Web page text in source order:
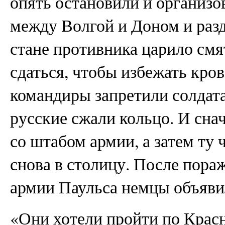
между Волгой и Доном и
стане противника царило
сдаться, чтобы избежать
командиры запретили
русские сжали кольцо. И
со штабом армии, а затем ту
снова в столицу. После
армии Паульса немцы
«Они хотели пройти по